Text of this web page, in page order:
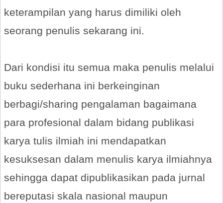
keterampilan yang harus dimiliki oleh
seorang penulis sekarang ini.
Dari kondisi itu semua maka penulis melalui
buku sederhana ini berkeinginan
berbagi/sharing pengalaman bagaimana
para profesional dalam bidang publikasi
karya tulis ilmiah ini mendapatkan
kesuksesan dalam menulis karya ilmiahnya
sehingga dapat dipublikasikan pada jurnal
bereputasi skala nasional maupun